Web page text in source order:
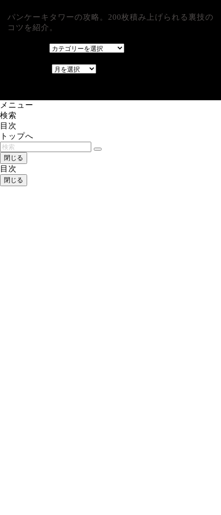
パンケーキタワーの攻略。200枚積み上げられる裏技の
コツを紹介。
メニュー
検索
目次
トップへ
閉じる
目次
閉じる